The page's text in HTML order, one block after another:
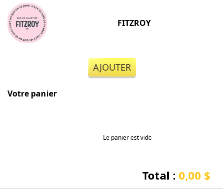
FITZROY
AJOUTER
Votre panier
Le panier est vide
Total : 0,00 $